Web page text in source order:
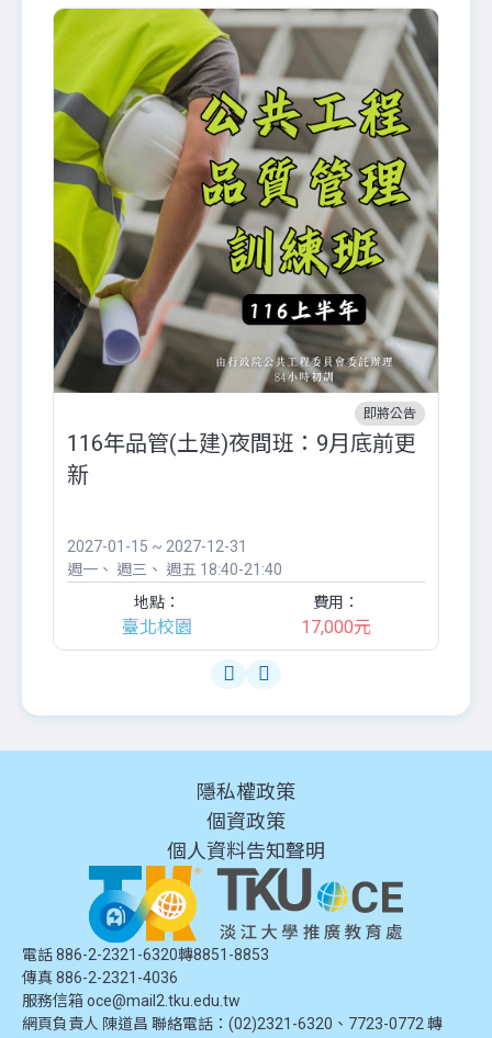
即將公告
116年品管(土建)夜間班：9月底前更
新
2027-01-15 ~ 2027-12-31
週一
週三 週五 18:40-21:40
地點：
臺北校園
費用：
17,000元
隱私權政策
個資政策
個人資料告知聲明
電話 886-2-2321-6320轉8851-8853
傳真 886-2-2321-4036
服務信箱 oce@mail2.tku.edu.tw
網頁負責人 陳道昌 聯絡電話：(02)2321-6320、7723-0772 轉